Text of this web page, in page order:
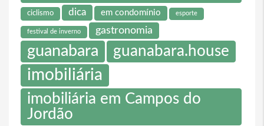
ciclismo dica em condomínio esporte
festival de inverno gastronomia
guanabara guanabara.house
imobiliária
imobiliária em Campos do
Jordão